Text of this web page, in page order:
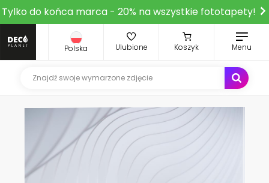
Tylko do końca marca - 20% na wszystkie fototapety!
Polska Ulubione Koszyk Menu